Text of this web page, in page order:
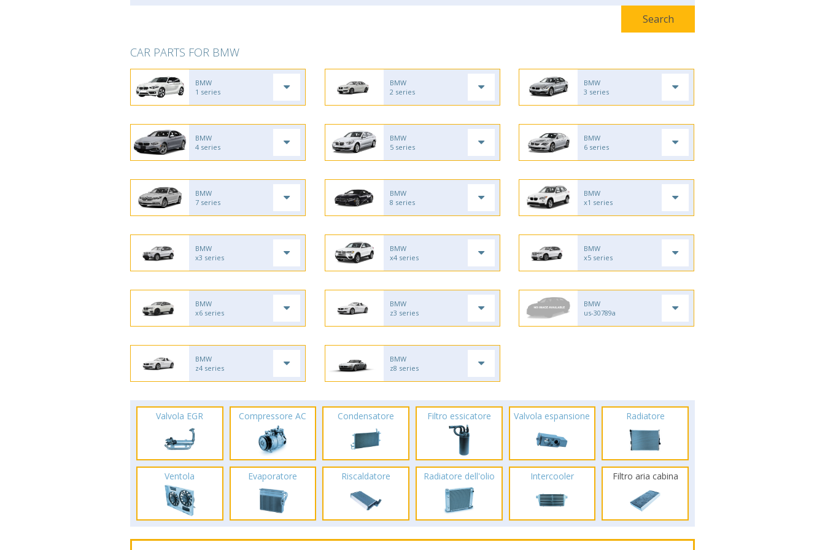
CAR PARTS FOR BMW
BMW
1 series
BMW
2 series
BMW
3 series
BMW
4 series
BMW
5 series
BMW
6 series
BMW
7 series
BMW
8 series
BMW
x1 series
BMW
x3 series
BMW
x4 series
BMW
x5 series
BMW
x6 series
BMW
z3 series
BMW
us-30789a
BMW
z4 series
BMW
z8 series
Valvola EGR Compressore AC Condensatore Filtro essicatore Valvola espansione Radiatore
Ventola Evaporatore Riscaldatore Radiatore dell'olio Intercooler Filtro aria cabina